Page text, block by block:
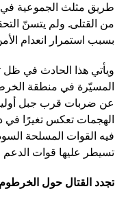
طريق مثلث الجموعية
من القتلى. ولم يتسنّ
بسبب استمرار انعدام
ويأتي هذا الحادث في
المسيّرة في منطقة
عن ضربات قرب جبل
الهجمات تعكس تغيرًا في
فيه القوات المسلحة
تسيطر عليها قوات الدعم
تجدد القتال حول الخرطوم